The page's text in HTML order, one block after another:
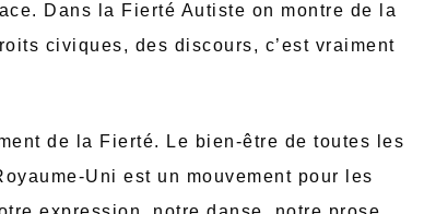
Dans la Fierté Autiste on montre de la
civiques, des discours, c’est vraiment
de la Fierté. Le bien-être de toutes les
Uni est un mouvement pour les